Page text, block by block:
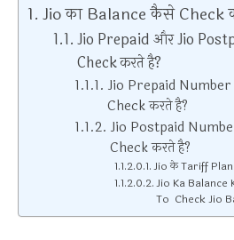
Jio का Balance कैसे Check
Jio Prepaid और Jio
Check करते है?
Jio Prepaid
Check करते है?
Jio Postpaid
Check करते है?
Jio के Tariff
Jio Ka Balance
To Check Jio